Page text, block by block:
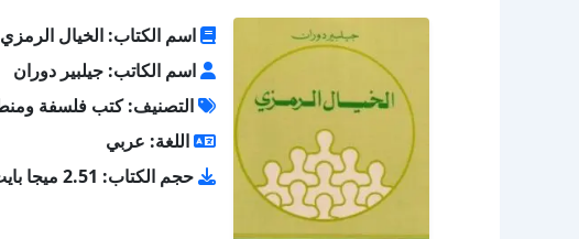
اسم الكتاب: الخيال الرمزي
اسم الكاتب: جيلبير دوران
التصنيف: كتب فلسفة
اللغة: عربي
حجم الكتاب: 2.51 ميجا بايت